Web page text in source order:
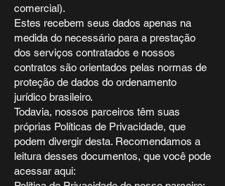
comercial).
Estes recebem seus dados apenas na
medida do necessário para a prestação
dos serviços contratados e nossos
contratos são orientados pelas normas de
proteção de dados do ordenamento
jurídico brasileiro.
Todavia, nossos parceiros têm suas
próprias Políticas de Privacidade, que
podem divergir desta. Recomendamos a
leitura desses documentos, que você pode
acessar aqui: